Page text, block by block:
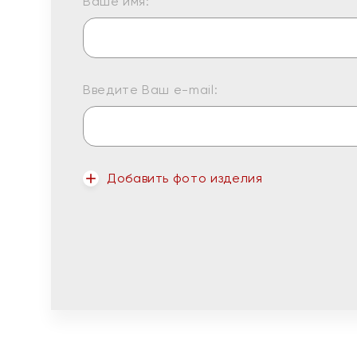
Введите Ваш e-mail:
Добавить фото изделия